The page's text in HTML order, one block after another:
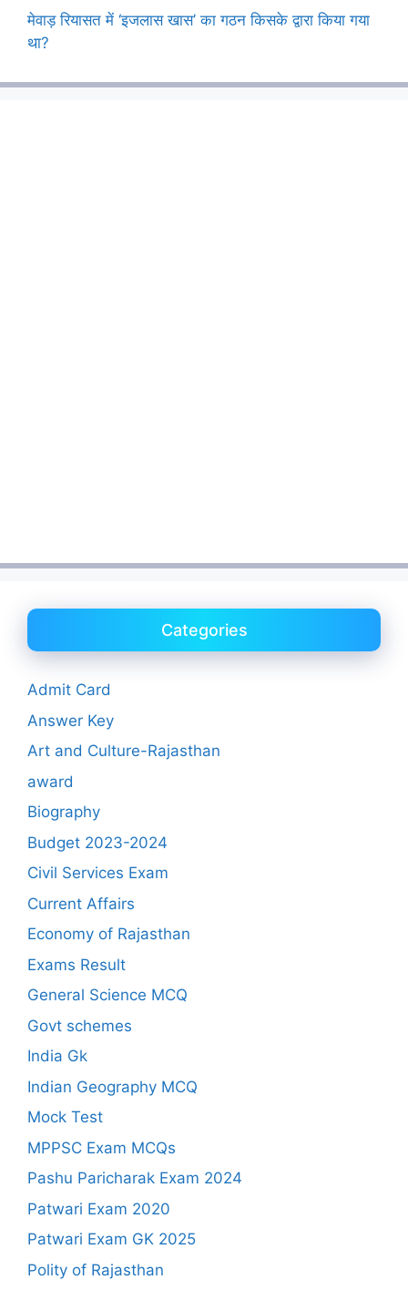
मेवाड़ रियासत में ‘इजलास खास’ का गठन किसके द्वारा किया गया
था?
Categories
Admit Card
Answer Key
Art and Culture-Rajasthan
award
Biography
Budget 2023-2024
Civil Services Exam
Current Affairs
Economy of Rajasthan
Exams Result
General Science MCQ
Govt schemes
India Gk
Indian Geography MCQ
Mock Test
MPPSC Exam MCQs
Pashu Paricharak Exam 2024
Patwari Exam 2020
Patwari Exam GK 2025
Polity of Rajasthan